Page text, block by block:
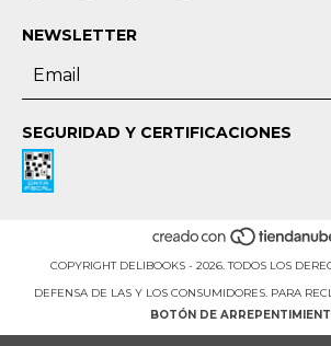
NEWSLETTER
SEGURIDAD Y CERTIFICACIONES
COPYRIGHT DELIBOOKS - 2026. TODOS LOS
DEFENSA DE LAS Y LOS CONSUMIDORES. PARA
BOTÓN DE